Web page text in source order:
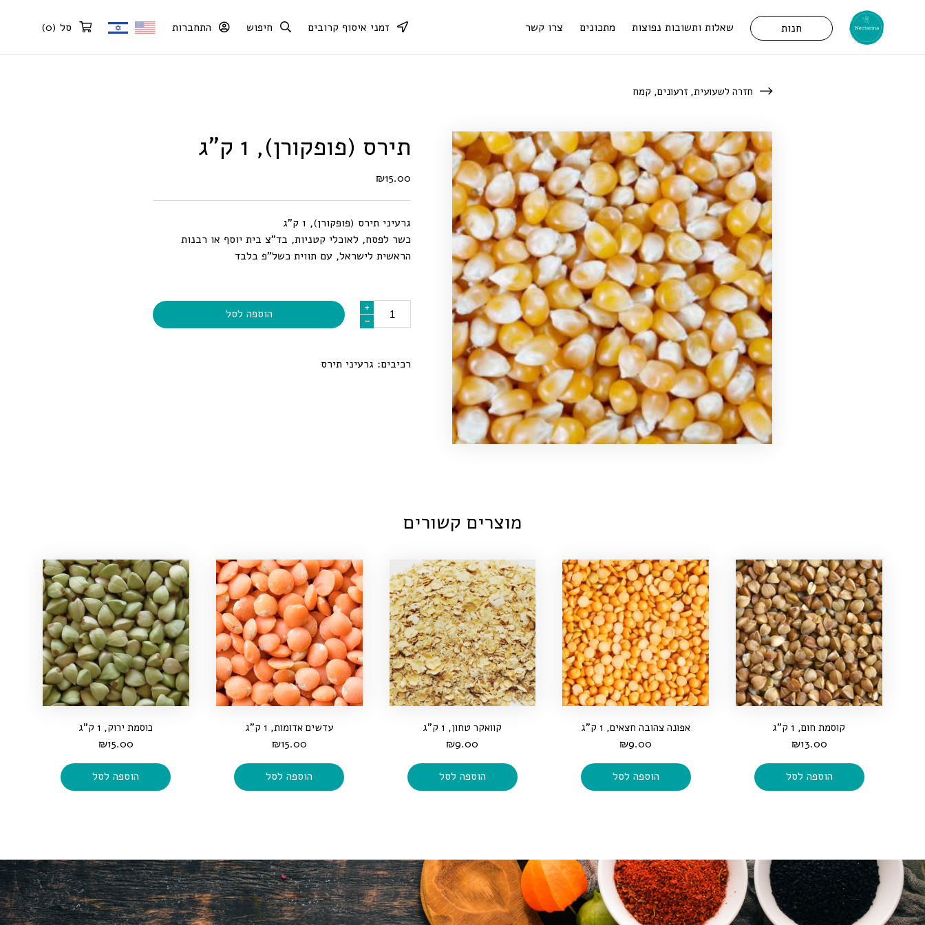
חנות שאלות ותשובות נפוצות מתכונים צרו קשר סל (
0
) התחברות חיפוש זמני איסוף קרובים
חזרה לשעועית, זרעונים, קמח
תירס (פופקורן), 1 ק"ג
₪15.00
גרעיני תירס (פופקורן), 1 ק”ג
כשר לפסח, לאוכלי קטניות, בד”צ בית יוסף או רבנות
הראשית לישראל, עם תווית כשל”פ בלבד
+
-
+
- הוספה לסל
רכיבים: גרעיני תירס
מוצרים קשורים
קוסמת חום, 1 ק"ג
₪13.00
הוספה לסל
אפונה צהובה חצאים, 1 ק"ג
₪9.00
הוספה לסל
קוואקר טחון, 1 ק"ג
₪9.00
הוספה לסל
עדשים אדומות, 1 ק"ג
₪15.00
הוספה לסל
כוסמת ירוק, 1 ק"ג
₪15.00
הוספה לסל